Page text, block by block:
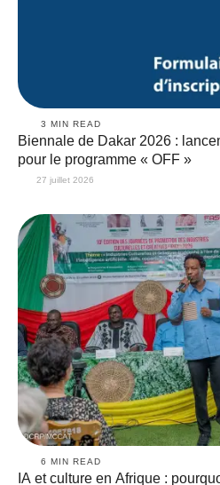
3 MIN READ
Biennale de Dakar 2026 :
pour le programme « OFF »
27 juillet 2026
6 MIN READ
IA et culture en Afrique :